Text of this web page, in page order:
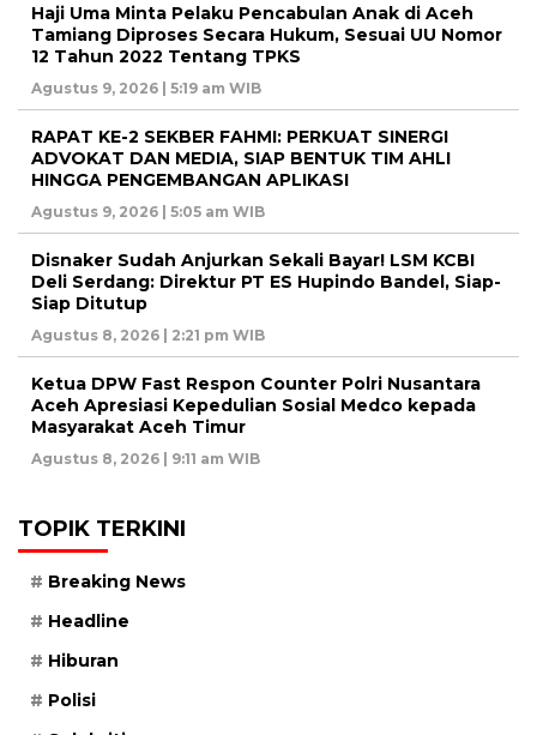
Haji Uma Minta Pelaku Pencabulan Anak di Aceh
Tamiang Diproses Secara Hukum, Sesuai UU Nomor
12 Tahun 2022 Tentang TPKS
Agustus 9, 2026 | 5:19 am WIB
RAPAT KE-2 SEKBER FAHMI: PERKUAT SINERGI
ADVOKAT DAN MEDIA, SIAP BENTUK TIM AHLI
HINGGA PENGEMBANGAN APLIKASI
Agustus 9, 2026 | 5:05 am WIB
Disnaker Sudah Anjurkan Sekali Bayar! LSM KCBI
Deli Serdang: Direktur PT ES Hupindo Bandel, Siap-
Siap Ditutup
Agustus 8, 2026 | 2:21 pm WIB
Ketua DPW Fast Respon Counter Polri Nusantara
Aceh Apresiasi Kepedulian Sosial Medco kepada
Masyarakat Aceh Timur
Agustus 8, 2026 | 9:11 am WIB
TOPIK TERKINI
Breaking News
Headline
Hiburan
Polisi